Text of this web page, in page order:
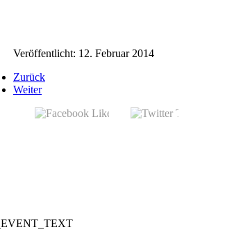
Veröffentlicht: 12. Februar 2014
Zurück
Weiter